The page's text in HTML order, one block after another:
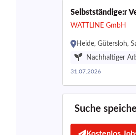
Selbstständige:r
WATTLINE GmbH
Heide, Gütersloh,
Nachhaltiger
31.07.2026
Suche